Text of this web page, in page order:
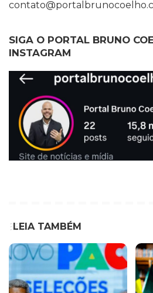
SIGA O PORTAL BRUNO
INSTAGRAM
LEIA TAMBÉM